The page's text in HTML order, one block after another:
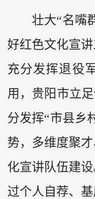
壮大“名嘴
好红色文化宣
充分发挥退役
用，贵阳市立
分发挥“市县乡
势，多维度聚
化宣讲队伍建
过个人自荐、